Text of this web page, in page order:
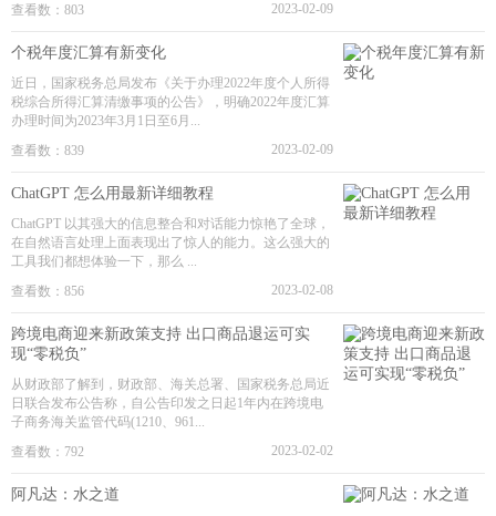
查看数：803
2023-02-09
个税年度汇算有新变化
近日，国家税务总局发布《关于办理2022年度个人所得
税综合所得汇算清缴事项的公告》，明确2022年度汇算
办理时间为2023年3月1日至6月...
查看数：839
2023-02-09
ChatGPT 怎么用最新详细教程
ChatGPT 以其强大的信息整合和对话能力惊艳了全球，
在自然语言处理上面表现出了惊人的能力。这么强大的
工具我们都想体验一下，那么 ...
查看数：856
2023-02-08
跨境电商迎来新政策支持 出口商品退运可实
现“零税负”
从财政部了解到，财政部、海关总署、国家税务总局近
日联合发布公告称，自公告印发之日起1年内在跨境电
子商务海关监管代码(1210、961...
查看数：792
2023-02-02
阿凡达：水之道